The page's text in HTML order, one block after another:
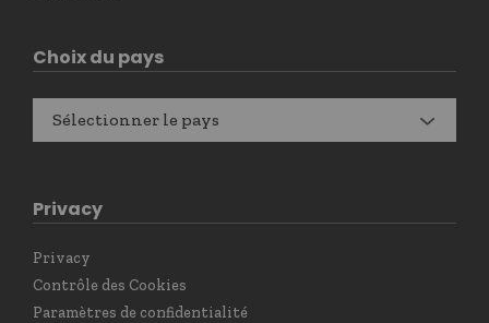
Choix du pays
Sélectionner le pays
Privacy
Privacy
Contrôle des Cookies
Paramètres de confidentialité